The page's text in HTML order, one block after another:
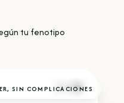
tu fenotipo
SIN COMPLICACIONES